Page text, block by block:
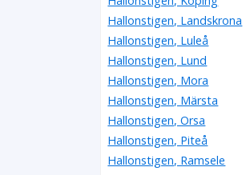
Hallonstigen, Landskrona
Hallonstigen, Luleå
Hallonstigen, Lund
Hallonstigen, Mora
Hallonstigen, Märsta
Hallonstigen, Orsa
Hallonstigen, Piteå
Hallonstigen, Ramsele